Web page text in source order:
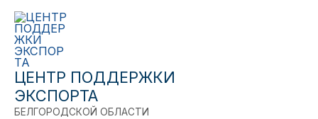
Перейти
содержимому
ЦЕНТР ПОДДЕРЖКИ
ЭКСПОРТА
БЕЛГОРОДСКОЙ ОБЛАСТИ